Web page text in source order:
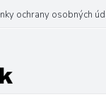
ochrany osobných